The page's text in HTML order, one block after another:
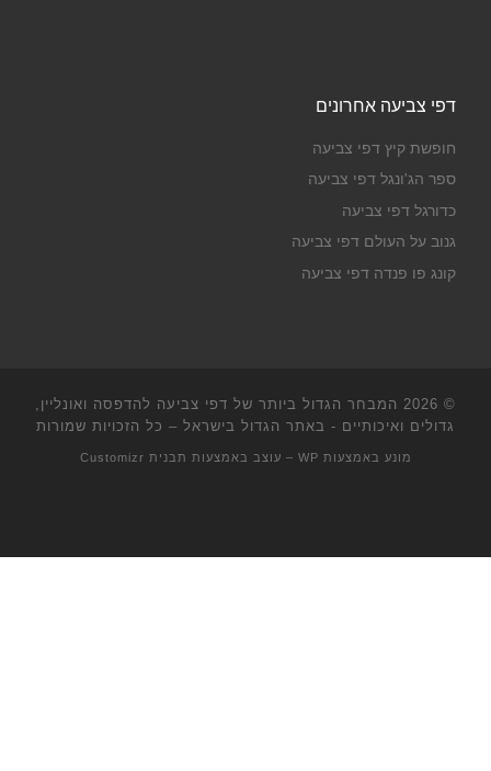
דפי צביעה אחרונים
חופשת קיץ דפי צביעה
ספר הג'ונגל דפי צביעה
כדורגל דפי צביעה
גנוב על העולם דפי צביעה
קונג פו פנדה דפי צביעה
© 2026
המבחר הגדול ביותר של דפי צביעה להדפסה ואונליין,
גדולים ואיכותיים - באתר הגדול בישראל – כל הזכויות שמורות
מונע באמצעות WP – עוצב באמצעות תבנית Customizr